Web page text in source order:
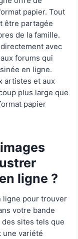
papier. Tout
être partagée
de la famille.
avec
forums qui
en ligne.
artistes et aux
plus large que
papier
ligne ?
ligne pour trouver
votre bande
sites tels que
une variété